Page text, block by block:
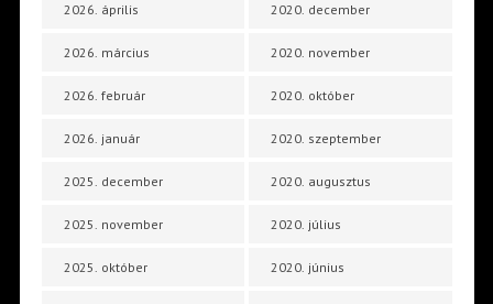
2026. április
2026. március
2026. február
2026. január
2025. december
2025. november
2025. október
2020. december
2020. november
2020. október
2020. szeptember
2020. augusztus
2020. július
2020. június